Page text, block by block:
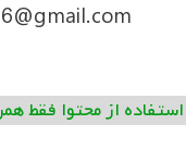
استفاده از محتوا فقط